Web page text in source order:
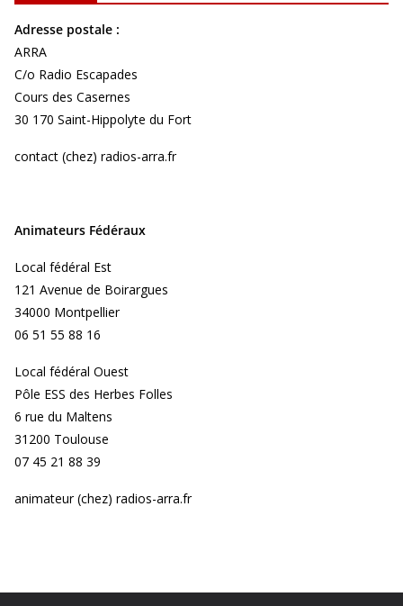
Adresse postale :
ARRA
C/o Radio Escapades
Cours des Casernes
30 170 Saint-Hippolyte du Fort
contact (chez) radios-arra.fr
Animateurs Fédéraux
Local fédéral Est
121 Avenue de Boirargues
34000 Montpellier
06 51 55 88 16
Local fédéral Ouest
Pôle ESS des Herbes Folles
6 rue du Maltens
31200 Toulouse
07 45 21 88 39
animateur (chez) radios-arra.fr